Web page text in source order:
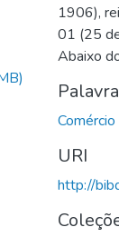
1906),
01 (25
Abaixo
URI
http://